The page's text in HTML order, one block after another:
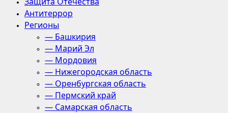
Антитеррор
Регионы
— Башкирия
— Марий Эл
— Мордовия
— Нижегородская область
— Оренбургская область
— Пермский край
— Самарская область